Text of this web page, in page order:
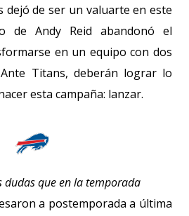
dejó de ser un valuarte en este
de Andy Reid abandonó el
en un equipo con dos
Titans, deberán lograr lo
esta campaña: lanzar.
dudas que en la temporada
a postemporada a última